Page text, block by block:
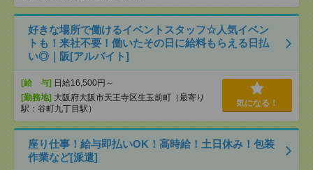
好きな場所で働けるイベントスタッフ☆人気イベン
トも！来社不要！働いたその日に給料もらえる日払
い◎｜阪[アルバイト]
[給 与] 日給16,500円～
[勤務地] 大阪府大阪市天王寺区生玉前町（最寄り
駅：谷町九丁目駅）
気になる！
座り仕事！給与即払いOK！高時給！土日休み！包装
作業など[派遣]